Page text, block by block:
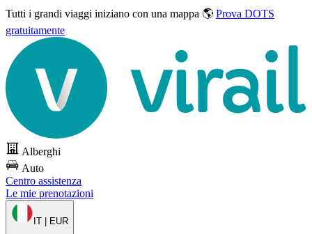
Tutti i grandi viaggi iniziano con una mappa 🌎 Prova DOTS
gratuitamente
Alberghi
Auto
Centro assistenza
Le mie prenotazioni
IT | EUR